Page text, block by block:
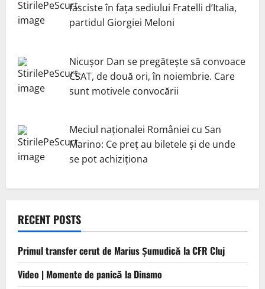
fasciste în fața sediului Fratelli d’Italia,
partidul Giorgiei Meloni
Nicuşor Dan se pregăteşte să convoace
CSAT, de două ori, în noiembrie. Care
sunt motivele convocării
Meciul naționalei României cu San
Marino: Ce preț au biletele și de unde
se pot achiziționa
RECENT POSTS
Primul transfer cerut de Marius Șumudică la CFR Cluj
Video | Momente de panică la Dinamo